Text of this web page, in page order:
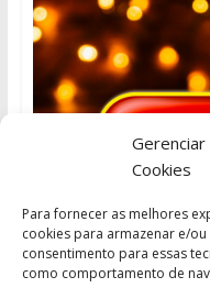
Cookies
Para fornecer as melhores
cookies para armazenar e/
consentimento para essas
como comportamento de